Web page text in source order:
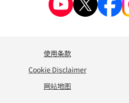
使用条款
Cookie Disclaimer
网站地图